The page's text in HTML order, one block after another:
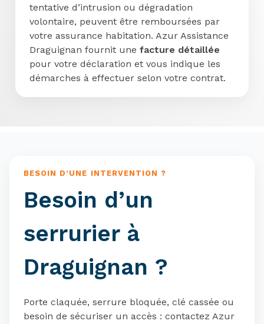
tentative d’intrusion ou dégradation
volontaire, peuvent être remboursées par
votre assurance habitation. Azur Assistance
Draguignan fournit une facture détaillée
pour votre déclaration et vous indique les
démarches à effectuer selon votre contrat.
BESOIN D’UNE INTERVENTION ?
Besoin d’un
serrurier à
Draguignan ?
Porte claquée, serrure bloquée, clé cassée ou
besoin de sécuriser un accès : contactez Azur